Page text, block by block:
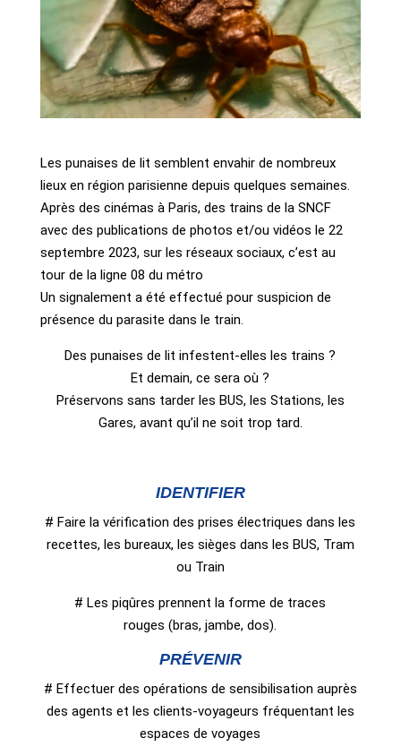
Les punaises de lit semblent envahir de nombreux
lieux en région parisienne depuis quelques semaines.
Après des cinémas à Paris, des trains de la SNCF
avec des publications de photos et/ou vidéos le 22
septembre 2023, sur les réseaux sociaux, c’est au
tour de la ligne 08 du métro
Un signalement a été effectué pour suspicion de
présence du parasite dans le train.
Des punaises de lit infestent-elles les trains ?
Et demain, ce sera où ?
Préservons sans tarder les BUS, les Stations, les
Gares, avant qu’il ne soit trop tard.
IDENTIFIER
# Faire la vérification des prises électriques dans les
recettes, les bureaux, les sièges dans les BUS, Tram
ou Train
# Les piqûres prennent la forme de traces
rouges (bras, jambe, dos).
PRÉVENIR
# Effectuer des opérations de sensibilisation auprès
des agents et les clients-voyageurs fréquentant les
espaces de voyages